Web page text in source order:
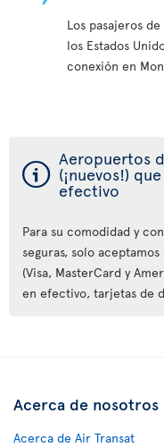
Los pasajeros
los Estados
conexión en
ý Aeropuertos
(¡nuevos!)
efectivo
Para su comodidad y
seguras, solo
(Visa, MasterCard y
en efectivo, tarjetas de
Acerca de nosotros
Acerca de Air Transat